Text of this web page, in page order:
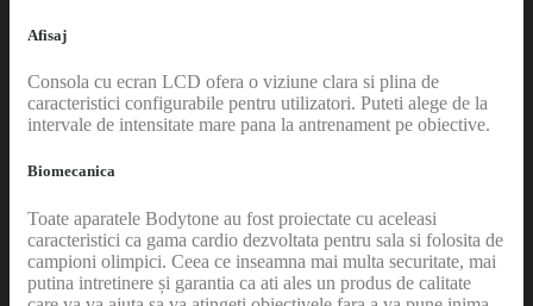
Afisaj
Consola cu ecran LCD ofera o viziune clara si plina de
caracteristici configurabile pentru utilizatori. Puteti alege de la
intervale de intensitate mare pana la antrenament pe obiective.
Biomecanica
Toate aparatele Bodytone au fost proiectate cu aceleasi
caracteristici ca gama cardio dezvoltata pentru sala si folosita de
campioni olimpici. Ceea ce inseamna mai multa securitate, mai
putina intretinere și garantia ca ati ales un produs de calitate